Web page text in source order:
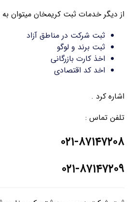
از دیگر خدمات ثبت کریمخان میتوان به
ثبت شرکت در مناطق آزاد
ثبت برند و لوگو
اخذ کارت بازرگانی
اخد کد اقتصادی
اشاره کرد .
تلفن تماس :
۰۲۱-۸۷۱۴۷۲۰۸
۰۲۱-۸۷۱۴۷۲۰۹